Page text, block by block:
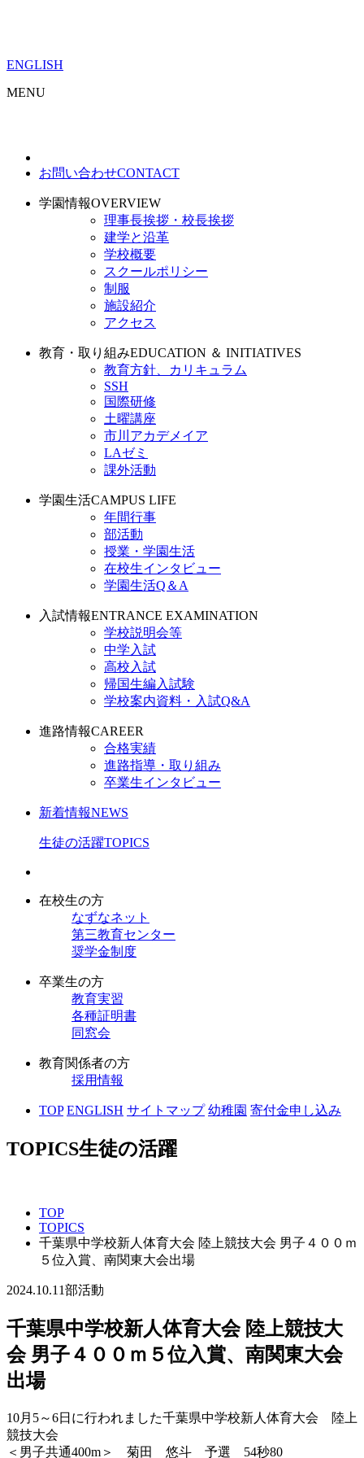
ENGLISH
MENU
お問い合わせCONTACT
学園情報OVERVIEW
理事長挨拶・校長挨拶
建学と沿革
学校概要
スクールポリシー
制服
施設紹介
アクセス
教育・取り組みEDUCATION ＆ INITIATIVES
教育方針、カリキュラム
SSH
国際研修
土曜講座
市川アカデメイア
LAゼミ
課外活動
学園生活CAMPUS LIFE
年間行事
部活動
授業・学園生活
在校生インタビュー
学園生活Q＆A
入試情報ENTRANCE EXAMINATION
学校説明会等
中学入試
高校入試
帰国生編入試験
学校案内資料・入試Q&A
進路情報CAREER
合格実績
進路指導・取り組み
卒業生インタビュー
新着情報NEWS
生徒の活躍TOPICS
在校生の方
なずなネット
第三教育センター
奨学金制度
卒業生の方
教育実習
各種証明書
同窓会
教育関係者の方
採用情報
TOP ENGLISH サイトマップ 幼稚園 寄付金申し込み
TOPICS生徒の活躍
TOP
TOPICS
千葉県中学校新人体育大会 陸上競技大会 男子４００ｍ
５位入賞、南関東大会出場
2024.10.11部活動
千葉県中学校新人体育大会 陸上競技大
会 男子４００ｍ５位入賞、南関東大会
出場
10月5～6日に行われました千葉県中学校新人体育大会 陸上
競技大会
＜男子共通400m＞ 菊田 悠斗 予選 54秒80